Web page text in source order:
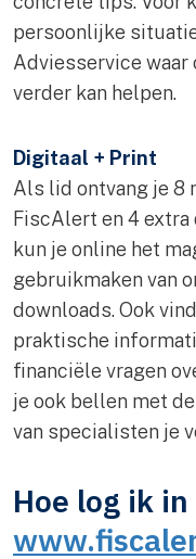
persoonlijke
Adviesservice waar
verder kan helpen.
Digitaal + Print
Als lid ontvang je 8
FiscAlert en 4
kun je online het
gebruikmaken van
downloads. Ook
praktische
financiële vragen
je ook bellen met
van specialisten je
Hoe log ik in